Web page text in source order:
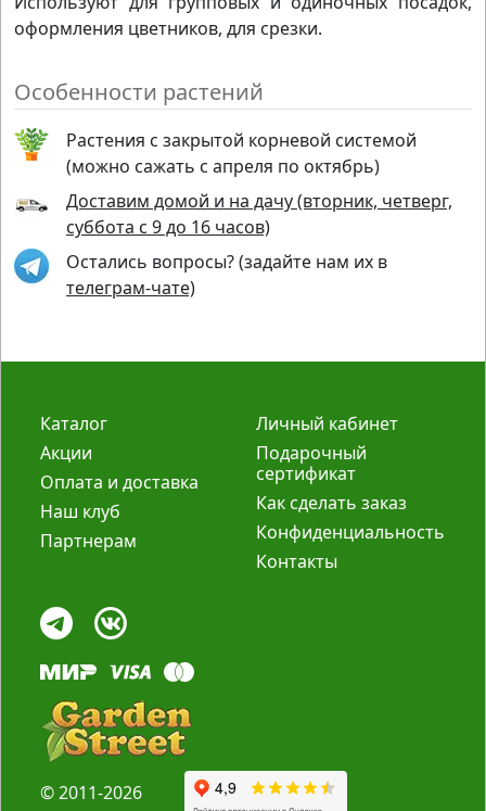
оформления цветников, для срезки.
Особенности растений
Растения с закрытой корневой системой
(можно сажать с апреля по октябрь)
Доставим домой и на дачу (вторник, четверг,
суббота с 9 до 16 часов)
Остались вопросы? (задайте нам их в
телеграм-чате)
Каталог
Акции
Оплата и доставка
Наш клуб
Партнерам
Личный кабинет
Подарочный
сертификат
Как сделать заказ
Конфиденциальность
Контакты
© 2011-2026